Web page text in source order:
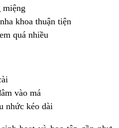
miệng
khoa thuận tiện
quá nhiều
vào má
nhức kéo dài